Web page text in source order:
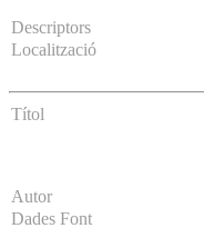
Descriptors
Localització
Títol
Autor
Dades Font